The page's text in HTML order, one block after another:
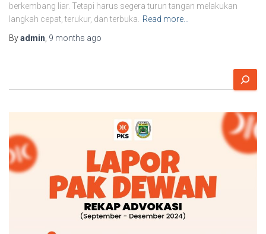
berkembang liar. Tetapi harus segera turun tangan melakukan
langkah cepat, terukur, dan terbuka.
Read more…
Byadmin 9 months ago
e
r
h